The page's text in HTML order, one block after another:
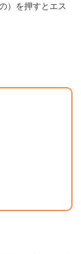
）を押すとエス